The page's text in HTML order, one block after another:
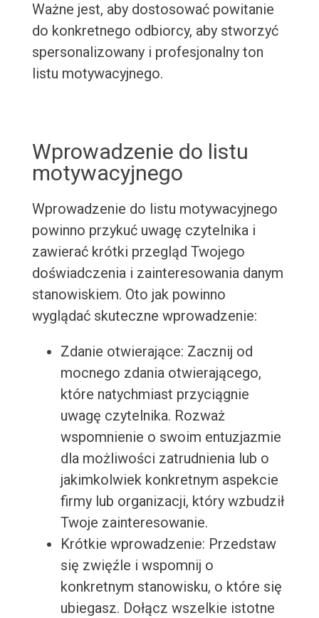
Ważne jest, aby dostosować powitanie
do konkretnego odbiorcy, aby stworzyć
spersonalizowany i profesjonalny ton
listu motywacyjnego.
Wprowadzenie do listu
motywacyjnego
Wprowadzenie do listu motywacyjnego
powinno przykuć uwagę czytelnika i
zawierać krótki przegląd Twojego
doświadczenia i zainteresowania danym
stanowiskiem. Oto jak powinno
wyglądać skuteczne wprowadzenie:
Zdanie otwierające: Zacznij od
mocnego zdania otwierającego,
które natychmiast przyciągnie
uwagę czytelnika. Rozważ
wspomnienie o swoim entuzjazmie
dla możliwości zatrudnienia lub o
jakimkolwiek konkretnym aspekcie
firmy lub organizacji, który wzbudził
Twoje zainteresowanie.
Krótkie wprowadzenie: Przedstaw
się zwięźle i wspomnij o
konkretnym stanowisku, o które się
ubiegasz. Dołącz wszelkie istotne